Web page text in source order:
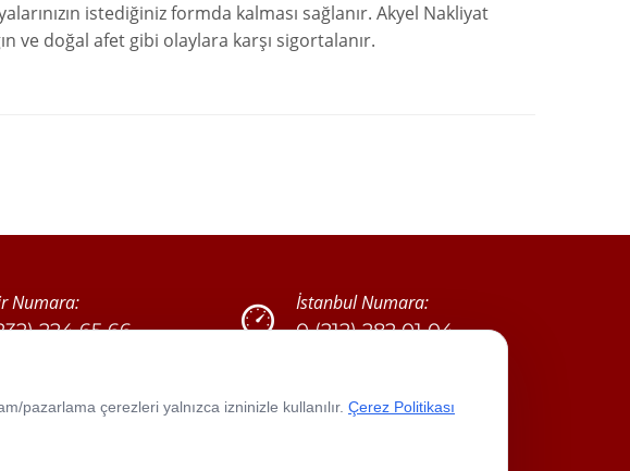
istediğiniz formda kalması sağlanır. Akyel Nakliyat
ve doğal afet gibi olaylara karşı sigortalanır.
Numara:
224 65 66
635 19 35
İstanbul Numara:
0 (212) 282 01 04
pazarlama çerezleri yalnızca izninizle kullanılır. Çerez Politikası